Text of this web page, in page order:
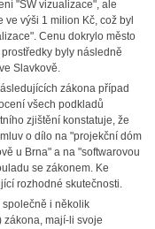
"SW vizualizace", ale
výši 1 milion Kč, což byl
Cenu dokrylo město
byly následně
Slavkově.
zákona případ
všech podkladů
zjištění konstatuje, že
o dílo na "projekční dóm
u Brna" a na "softwarovou
se zákonem. Ke
rozhodné skutečnosti.
společně i několik
zákona, mají-li svoje